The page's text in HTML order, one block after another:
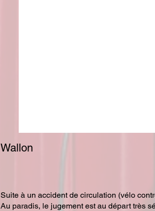
Wallon
Suite à un accident de circulation (vélo
Au paradis, le jugement est au départ très